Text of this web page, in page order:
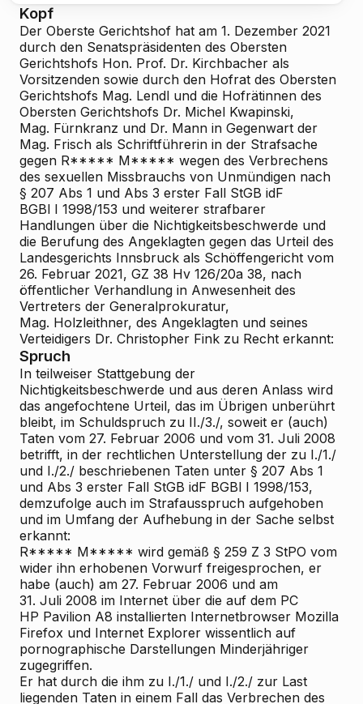
Kopf
Der Oberste Gerichtshof hat am 1. Dezember 2021
durch den Senatspräsidenten des Obersten
Gerichtshofs Hon. Prof. Dr. Kirchbacher als
Vorsitzenden sowie durch den Hofrat des Obersten
Gerichtshofs Mag. Lendl und die Hofrätinnen des
Obersten Gerichtshofs Dr. Michel Kwapinski,
Mag. Fürnkranz und Dr. Mann in Gegenwart der
Mag. Frisch als Schriftführerin in der Strafsache
gegen R***** M***** wegen des Verbrechens
des sexuellen Missbrauchs von Unmündigen nach
§ 207 Abs 1 und Abs 3 erster Fall StGB idF
BGBl I 1998/153 und weiterer strafbarer
Handlungen über die Nichtigkeitsbeschwerde und
die Berufung des Angeklagten gegen das Urteil des
Landesgerichts Innsbruck als Schöffengericht vom
26. Februar 2021, GZ 38 Hv 126/20a 38, nach
öffentlicher Verhandlung in Anwesenheit des
Vertreters der Generalprokuratur,
Mag. Holzleithner, des Angeklagten und seines
Verteidigers Dr. Christopher Fink zu Recht erkannt:
Spruch
In teilweiser Stattgebung der
Nichtigkeitsbeschwerde und aus deren Anlass wird
das angefochtene Urteil, das im Übrigen unberührt
bleibt, im Schuldspruch zu II./3./, soweit er (auch)
Taten vom 27. Februar 2006 und vom 31. Juli 2008
betrifft, in der rechtlichen Unterstellung der zu I./1./
und I./2./ beschriebenen Taten unter § 207 Abs 1
und Abs 3 erster Fall StGB idF BGBl I 1998/153,
demzufolge auch im Strafausspruch aufgehoben
und im Umfang der Aufhebung in der Sache selbst
erkannt:
R***** M***** wird gemäß § 259 Z 3 StPO vom
wider ihn erhobenen Vorwurf freigesprochen, er
habe (auch) am 27. Februar 2006 und am
31. Juli 2008 im Internet über die auf dem PC
HP Pavilion A8 installierten Internetbrowser Mozilla
Firefox und Internet Explorer wissentlich auf
pornographische Darstellungen Minderjähriger
zugegriffen.
Er hat durch die ihm zu I./1./ und I./2./ zur Last
liegenden Taten in einem Fall das Verbrechen des